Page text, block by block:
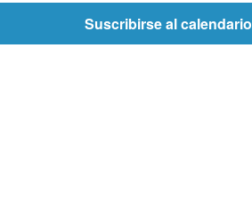
Suscribirse al calendario